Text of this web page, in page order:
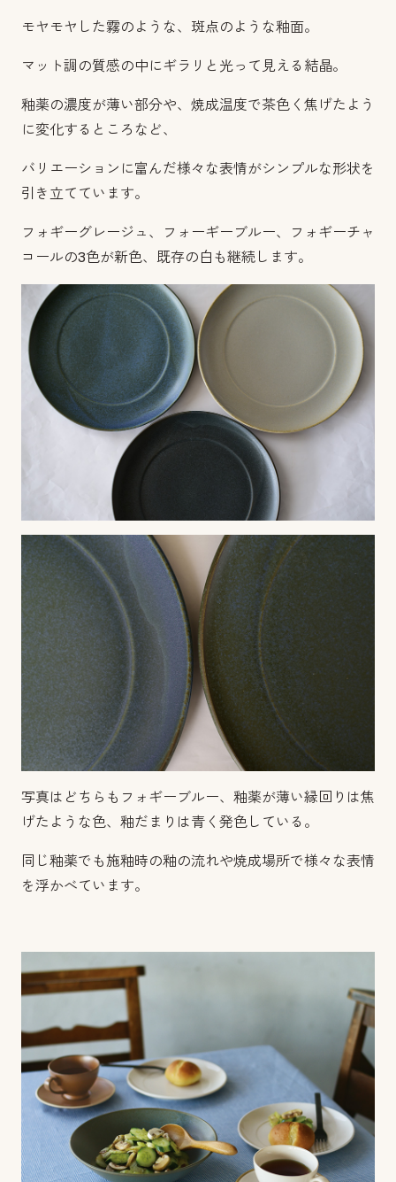
モヤモヤした霧のような、斑点のような釉面。
マット調の質感の中にギラリと光って見える結晶。
釉薬の濃度が薄い部分や、焼成温度で茶色く焦げたよう
に変化するところなど、
バリエーションに富んだ様々な表情がシンプルな形状を
引き立てています。
フォギーグレージュ、フォーギーブルー、フォギーチャ
コールの3色が新色、既存の白も継続します。
写真はどちらもフォギーブルー、釉薬が薄い縁回りは焦
げたような色、釉だまりは青く発色している。
同じ釉薬でも施釉時の釉の流れや焼成場所で様々な表情
を浮かべています。